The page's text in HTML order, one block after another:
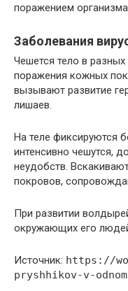
поражением
Заболевания
Чешется тело в
поражения кожных
вызывают развитие
лишаев.
На теле фиксируются
интенсивно чешутся,
неудобств.
покровов,
При развитии
окружающих его
Источник: https://
pryshhikov-v-